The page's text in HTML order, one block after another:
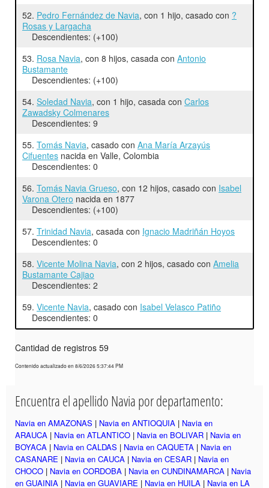
52. Pedro Fernández de Navia, con 1 hijo, casado con ?
Rosas y Largacha
Descendientes: (+100)
53. Rosa Navia, con 8 hijos, casada con Antonio
Bustamante
Descendientes: (+100)
54. Soledad Navia, con 1 hijo, casada con Carlos
Zawadsky Colmenares
Descendientes: 9
55. Tomás Navia, casado con Ana María Arzayús
Cifuentes nacida en Valle, Colombia
Descendientes: 0
56. Tomás Navia Grueso, con 12 hijos, casado con Isabel
Varona Otero nacida en 1877
Descendientes: (+100)
57. Trinidad Navia, casada con Ignacio Madriñán Hoyos
Descendientes: 0
58. Vicente Molina Navia, con 2 hijos, casado con Amelia
Bustamante Cajiao
Descendientes: 2
59. Vicente Navia, casado con Isabel Velasco Patiño
Descendientes: 0
Cantidad de registros 59
Contenido actualizado en 8/6/2026 5:37:44 PM
Encuentra el apellido Navia por departamento:
Navia en AMAZONAS | Navia en ANTIOQUIA | Navia en
ARAUCA | Navia en ATLANTICO | Navia en BOLIVAR | Navia en
BOYACA | Navia en CALDAS | Navia en CAQUETA | Navia en
CASANARE | Navia en CAUCA | Navia en CESAR | Navia en
CHOCO | Navia en CORDOBA | Navia en CUNDINAMARCA | Navia
en GUAINIA | Navia en GUAVIARE | Navia en HUILA | Navia en LA